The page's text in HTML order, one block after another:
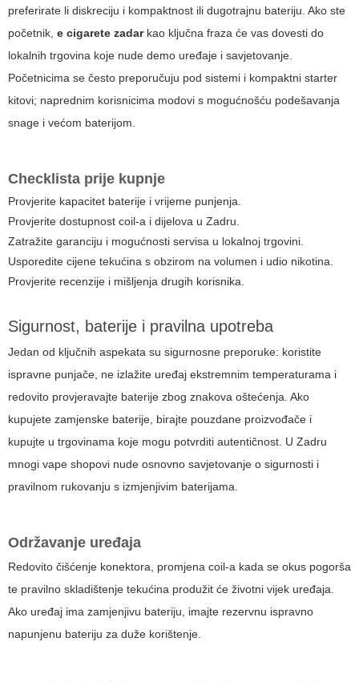
preferirate li diskreciju i kompaktnost ili dugotrajnu bateriju. Ako ste
početnik, e cigarete zadarkao ključna fraza će vas dovesti do
lokalnih trgovina koje nude demo uređaje i savjetovanje.
Početnicima se često preporučuju pod sistemi i kompaktni starter
kitovi; naprednim korisnicima modovi s mogućnošću podešavanja
snage i većom baterijom.
Checklista prije kupnje
Provjerite kapacitet baterije i vrijeme punjenja.
Provjerite dostupnost coil-a i dijelova u Zadru.
Zatražite garanciju i mogućnosti servisa u lokalnoj trgovini.
Usporedite cijene tekućina s obzirom na volumen i udio nikotina.
Provjerite recenzije i mišljenja drugih korisnika.
Sigurnost, baterije i pravilna upotreba
Jedan od ključnih aspekata su sigurnosne preporuke: koristite
ispravne punjače, ne izlažite uređaj ekstremnim temperaturama i
redovito provjeravajte baterije zbog znakova oštećenja. Ako
kupujete zamjenske baterije, birajte pouzdane proizvođače i
kupujte u trgovinama koje mogu potvrditi autentičnost. U Zadru
mnogi vape shopovi nude osnovno savjetovanje o sigurnosti i
pravilnom rukovanju s izmjenjivim baterijama.
Održavanje uređaja
Redovito čišćenje konektora, promjena coil-a kada se okus pogorša
te pravilno skladištenje tekućina produžit će životni vijek uređaja.
Ako uređaj ima zamjenjivu bateriju, imajte rezervnu ispravno
napunjenu bateriju za duže korištenje.